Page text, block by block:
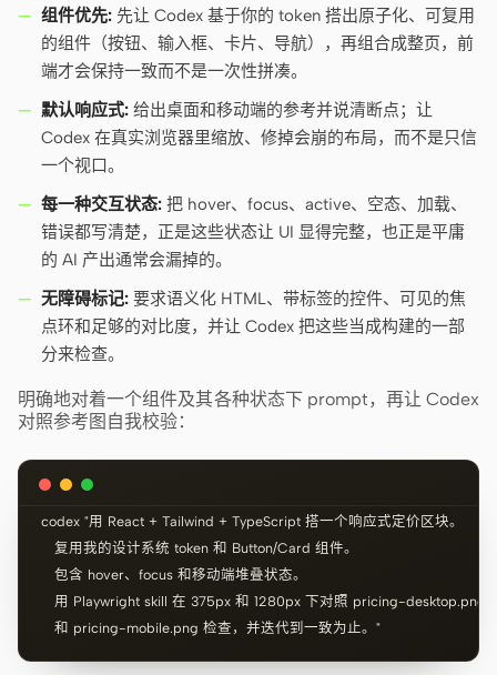
组件优先: 先让 Codex 基于你的 token 搭出原子化、可复用
的组件（按钮、输入框、卡片、导航），再组合成整页，前
端才会保持一致而不是一次性拼凑。
默认响应式: 给出桌面和移动端的参考并说清断点；让
Codex 在真实浏览器里缩放、修掉会崩的布局，而不是只信
一个视口。
每一种交互状态: 把 hover、focus、active、空态、加载、
错误都写清楚，正是这些状态让 UI 显得完整，也正是平庸
的 AI 产出通常会漏掉的。
无障碍标记: 要求语义化 HTML、带标签的控件、可见的焦
点环和足够的对比度，并让 Codex 把这些当成构建的一部
分来检查。
明确地对着一个组件及其各种状态下 prompt，再让 Codex
对照参考图自我校验：
codex "用 React + Tailwind + TypeScript 搭一个响应式定价区块。
   复用我的设计系统 token 和 Button/Card 组件。
   包含 hover、focus 和移动端堆叠状态。
   用 Playwright skill 在 375px 和 1280px 下对照 pricing-desktop.png
   和 pricing-mobile.png 检查，并迭代到一致为止。"